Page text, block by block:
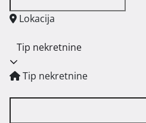
Lokacija
Tip nekretnine
Tip nekretnine